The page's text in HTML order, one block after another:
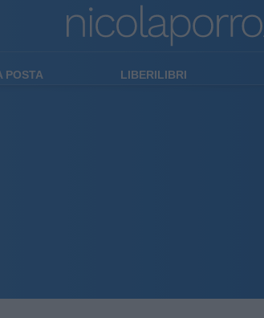
POSTA LIBERILIBRI